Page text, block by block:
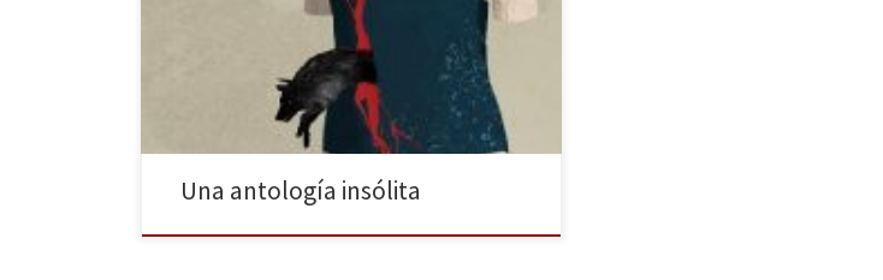
todos y cada uno de ellos, algo que acabaría
aburriéndoos a todos como ostras. Así que os voy dar
mi primera razón para que vayáis a la librería y os
hagáis con Insólitas. Narradoras […]
Una antología insólita